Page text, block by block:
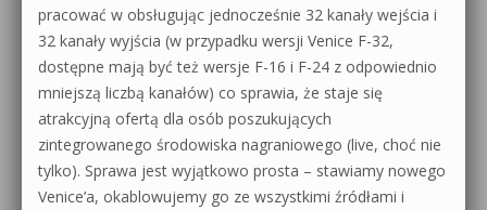
pracować w obsługując jednocześnie 32 kanały wejścia i
32 kanały wyjścia (w przypadku wersji Venice F-32,
dostępne mają być też wersje F-16 i F-24 z odpowiednio
mniejszą liczbą kanałów) co sprawia, że staje się
atrakcyjną ofertą dla osób poszukujących
zintegrowanego środowiska nagraniowego (live, choć nie
tylko). Sprawa jest wyjątkowo prosta – stawiamy nowego
Venice’a, okablowujemy go ze wszystkimi źródłami i